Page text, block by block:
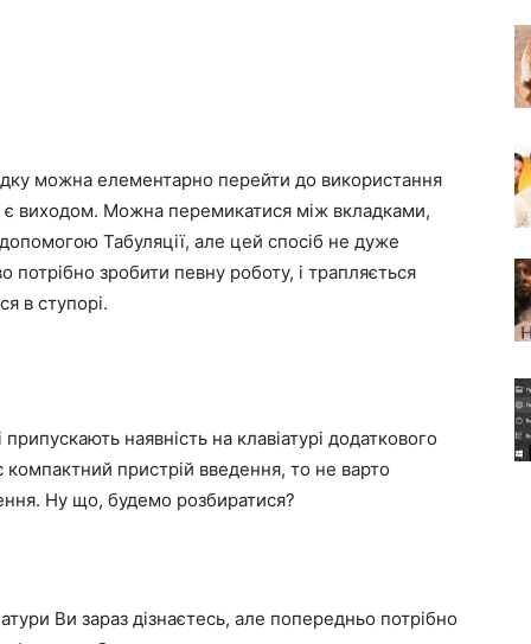
можна елементарно перейти до використання
виходом. Можна перемикатися між вкладками,
Табуляції, але цей спосіб не дуже
зробити певну роботу, і трапляється
в ступорі.
наявність на клавіатурі додаткового
пристрій введення, то не варто
Ну що, будемо розбиратися?
Ви зараз дізнаєтесь, але попередньо потрібно